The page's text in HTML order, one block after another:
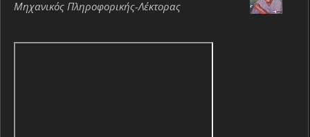
Μηχανικός Πληροφορικής-Λέκτορας